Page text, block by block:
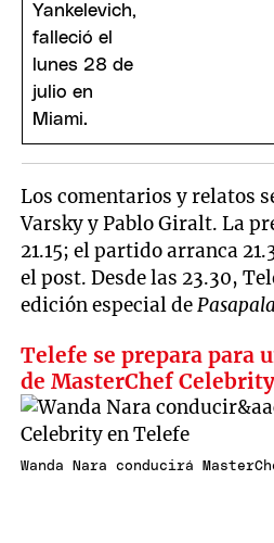
Los comentarios y relatos
Varsky y Pablo Giralt. La
21.15; el partido arranca
el post. Desde las 23.30,
edición especial de
Telefe se prepara para
de MasterChef
Wanda Nara conducirá